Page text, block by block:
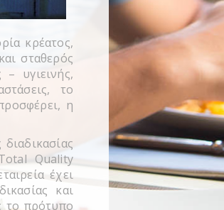
κρέατος,
σταθερός
υγιεινής,
τo
η
Quality
έχει
και
το πρότυπο